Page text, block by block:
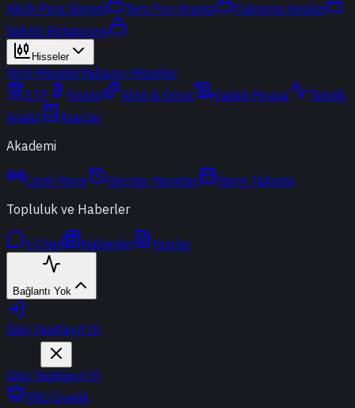
Akıllı Para Sinyali
Ters Fon Arama
Çakışma Analizi
Sektör Rotasyonu
Hisseler
Yerli HisselerYabancı Hisseler
ETF
Kripto Altın & Döviz Vadeli Piyasa
Teknik
Analiz
Araçlar
Akademi
Canlı Yayın Geçmiş Yayınlar
Yayın Takvimi
Topluluk ve Haberler
t-Chat Haberler Yazılar
Bağlantı Yok
Giriş YapKayıt Ol
Giriş YapKayıt Ol
PRO Üyelik